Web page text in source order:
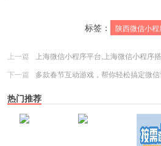
标签： 陕西微信小程
上一篇
上海微信小程序平台,上海微信小程序
下一篇
多款春节互动游戏，帮你轻松搞定微
热门推荐